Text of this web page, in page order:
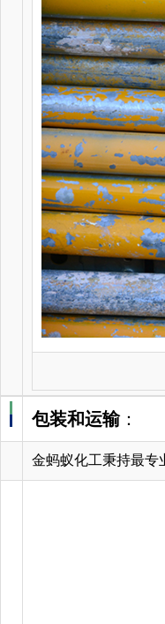
包装和运输：
金蚂蚁化工秉持最专